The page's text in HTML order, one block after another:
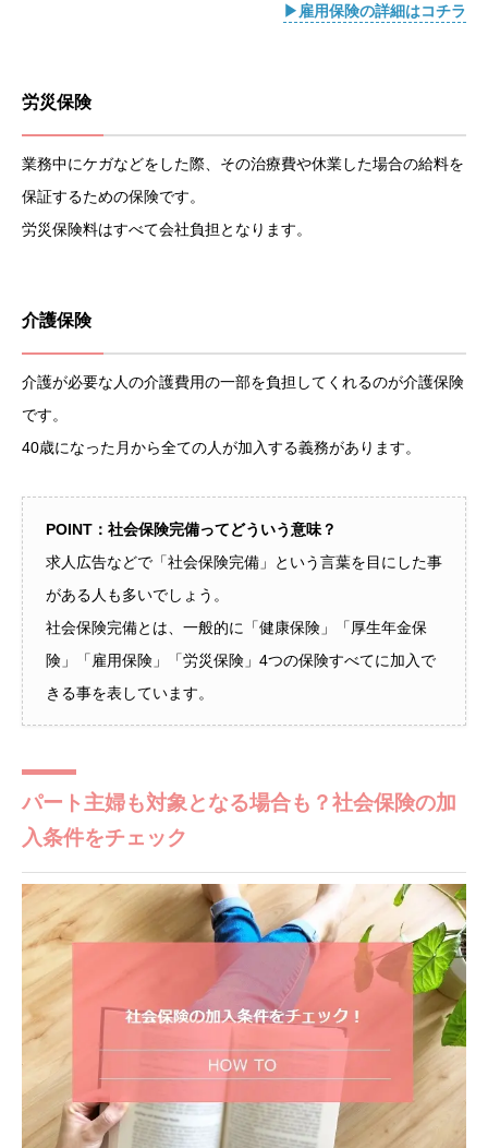
▶雇用保険の詳細はコチラ
労災保険
業務中にケガなどをした際、その治療費や休業した場合の給料を
保証するための保険です。
労災保険料はすべて会社負担となります。
介護保険
介護が必要な人の介護費用の一部を負担してくれるのが介護保険
です。
40歳になった月から全ての人が加入する義務があります。
POINT：社会保険完備ってどういう意味？
求人広告などで「社会保険完備」という言葉を目にした事
がある人も多いでしょう。
社会保険完備とは、一般的に「健康保険」「厚生年金保
険」「雇用保険」「労災保険」4つの保険すべてに加入で
きる事を表しています。
パート主婦も対象となる場合も？社会保険の加
入条件をチェック